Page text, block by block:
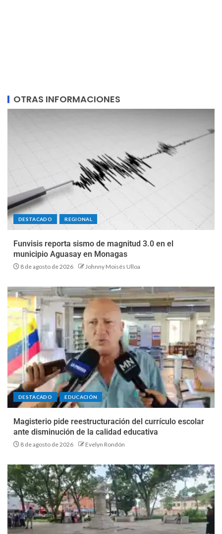
OTRAS INFORMACIONES
DESTACADO REGIONAL
Funvisis reporta sismo de magnitud 3.0 en el
municipio Aguasay en Monagas
8 de agosto de 2026 Johnny Moisés Ulloa
DESTACADO EDUCACIÓN
Magisterio pide reestructuración del currículo escolar
ante disminución de la calidad educativa
8 de agosto de 2026 Evelyn Rondón